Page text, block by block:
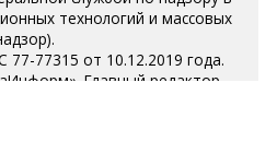
технологий и массовых
77315 от 10.12.2019 года.
Главный редактор —